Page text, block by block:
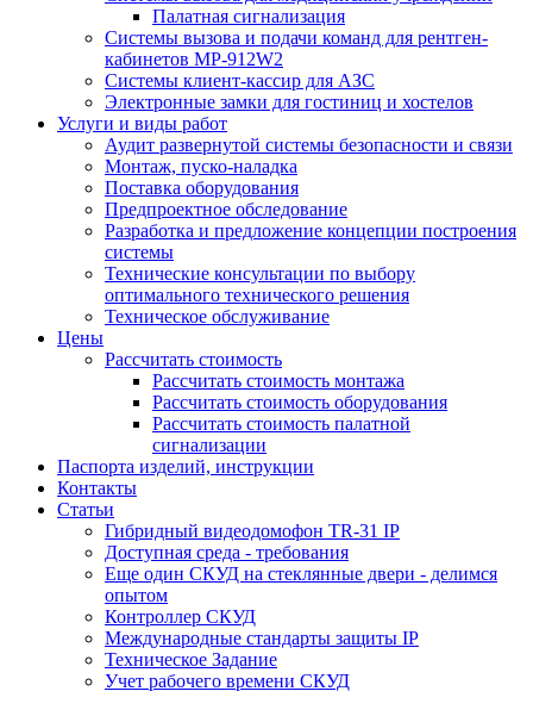
Палатная сигнализация
Системы вызова и подачи команд для рентген-
кабинетов MP-912W2
Системы клиент-кассир для АЗС
Электронные замки для гостиниц и хостелов
Услуги и виды работ
Аудит развернутой системы безопасности и связи
Монтаж, пуско-наладка
Поставка оборудования
Предпроектное обследование
Разработка и предложение концепции построения
системы
Технические консультации по выбору
оптимального технического решения
Техническое обслуживание
Цены
Рассчитать стоимость
Рассчитать стоимость монтажа
Рассчитать стоимость оборудования
Рассчитать стоимость палатной
сигнализации
Паспорта изделий, инструкции
Контакты
Статьи
Гибридный видеодомофон TR-31 IP
Доступная среда - требования
Еще один СКУД на стеклянные двери - делимся
опытом
Контроллер СКУД
Международные стандарты защиты IP
Техническое Задание
Учет рабочего времени СКУД